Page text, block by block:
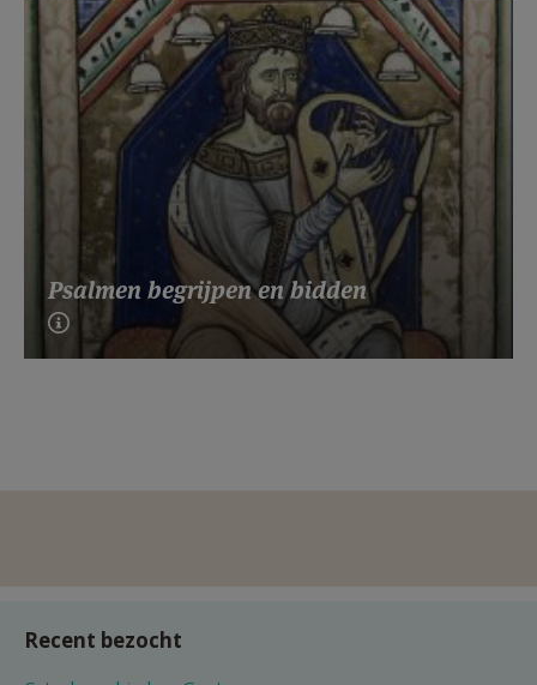
Psalmen begrijpen en bidden
Recent bezocht